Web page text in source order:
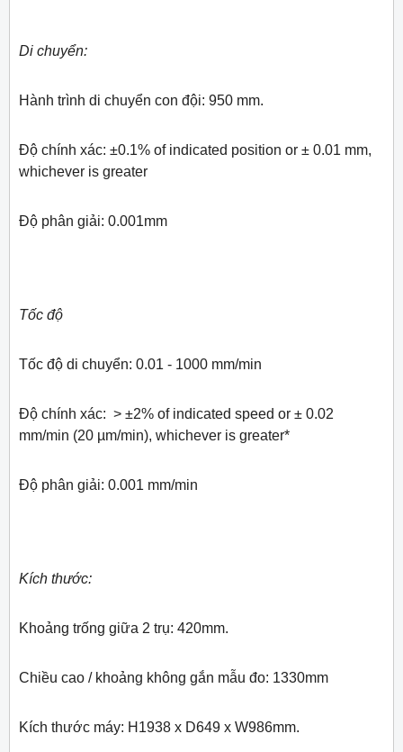
Di chuyển:
Hành trình di chuyển con đội: 950 mm.
Độ chính xác: ±0.1% of indicated position or ± 0.01 mm,
whichever is greater
Độ phân giải: 0.001mm
Tốc độ
Tốc độ di chuyển: 0.01 - 1000 mm/min
Độ chính xác: > ±2% of indicated speed or ± 0.02
mm/min (20 µm/min), whichever is greater*
Độ phân giải: 0.001 mm/min
Kích thước:
Khoảng trống giữa 2 trụ: 420mm.
Chiều cao / khoảng không gắn mẫu đo: 1330mm
Kích thước máy: H1938 x D649 x W986mm.